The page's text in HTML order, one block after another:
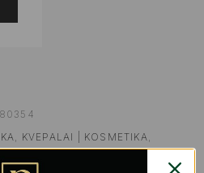
, KVEPALAI | KOSMETIKA,